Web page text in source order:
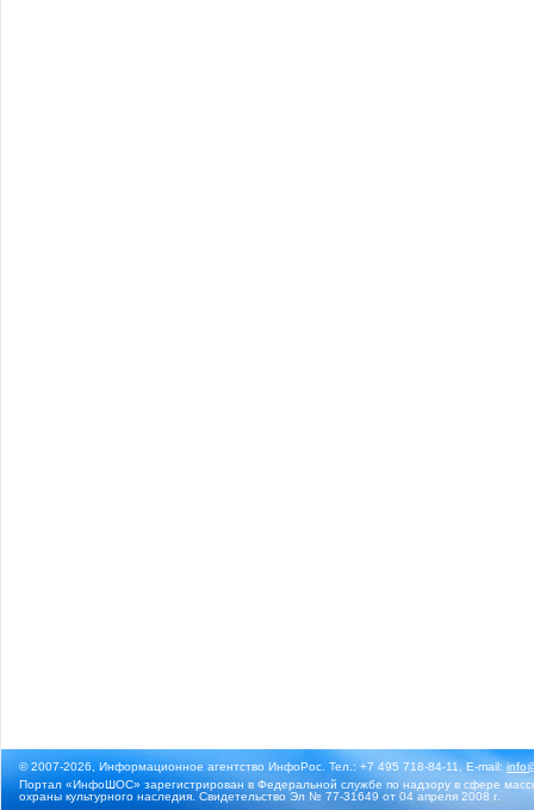
© 2007-2026, Информационное агентство ИнфоРос. Тел.: +7 495 718-84-11, E-mail:
Портал «ИнфоШОС» зарегистрирован в Федеральной службе по надзору в сфере
охраны культурного наследия. Свидетельство Эл № 77-31649 от 04 апреля 2008 г.